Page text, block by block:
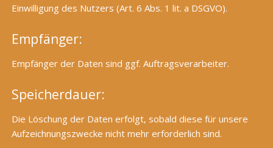
Einwilligung des Nutzers (Art. 6 Abs. 1 lit. a DSGVO).
Empfänger:
Empfänger der Daten sind ggf. Auftragsverarbeiter.
Speicherdauer:
Die Löschung der Daten erfolgt, sobald diese für unsere
Aufzeichnungszwecke nicht mehr erforderlich sind.